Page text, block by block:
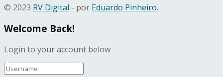
© 2023 RV Digital - por Eduardo Pinheiro.
Welcome Back!
Login to your account below